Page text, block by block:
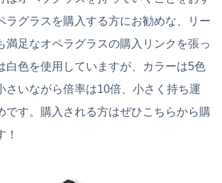
ラグラスを購入する方にお勧めな、リー
満足なオペラグラスの購入リンクを張っ
白色を使用していますが、カラーは5色
さいながら倍率は10倍、小さく持ち運
です。購入される方はぜひこちらから購
！